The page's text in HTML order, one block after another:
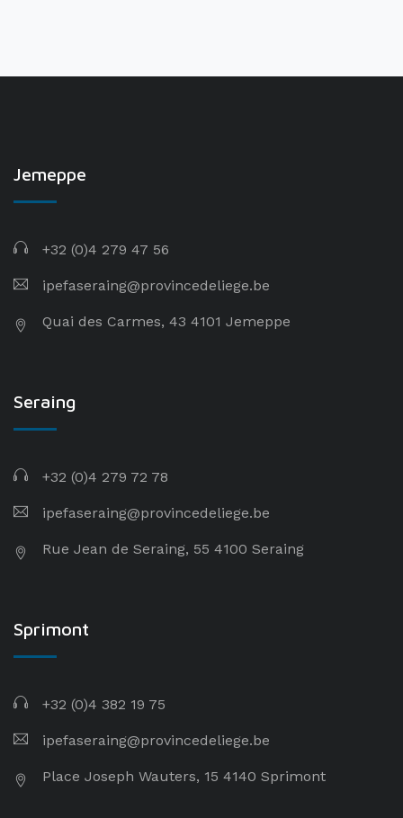
Jemeppe
+32 (0)4 279 47 56
ipefaseraing@provincedeliege.be
Quai des Carmes, 43 4101 Jemeppe
Seraing
+32 (0)4 279 72 78
ipefaseraing@provincedeliege.be
Rue Jean de Seraing, 55 4100 Seraing
Sprimont
+32 (0)4 382 19 75
ipefaseraing@provincedeliege.be
Place Joseph Wauters, 15 4140 Sprimont